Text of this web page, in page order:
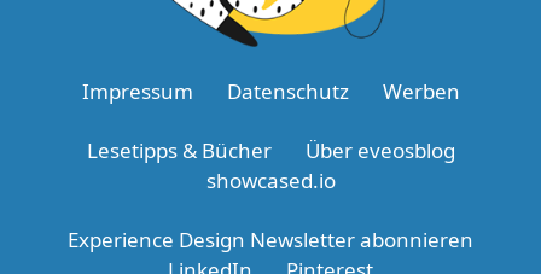
Impressum Datenschutz Werben
Lesetipps & Bücher
Über eveosblog
showcased.io
Experience Design Newsletter abonnieren